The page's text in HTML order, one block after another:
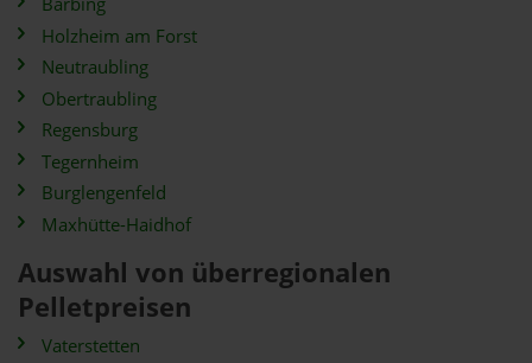
Holzheim am Forst
Neutraubling
Obertraubling
Regensburg
Tegernheim
Burglengenfeld
Maxhütte-Haidhof
Auswahl von überregionalen
Pelletpreisen
Vaterstetten